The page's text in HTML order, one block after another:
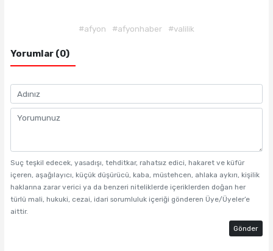
#afyon #afyonhaber #valilik
Yorumlar (0)
Suç teşkil edecek, yasadışı, tehditkar, rahatsız edici, hakaret ve küfür
içeren, aşağılayıcı, küçük düşürücü, kaba, müstehcen, ahlaka aykırı, kişilik
haklarına zarar verici ya da benzeri niteliklerde içeriklerden doğan her
türlü mali, hukuki, cezai, idari sorumluluk içeriği gönderen Üye/Üyeler’e
aittir.
Gönder